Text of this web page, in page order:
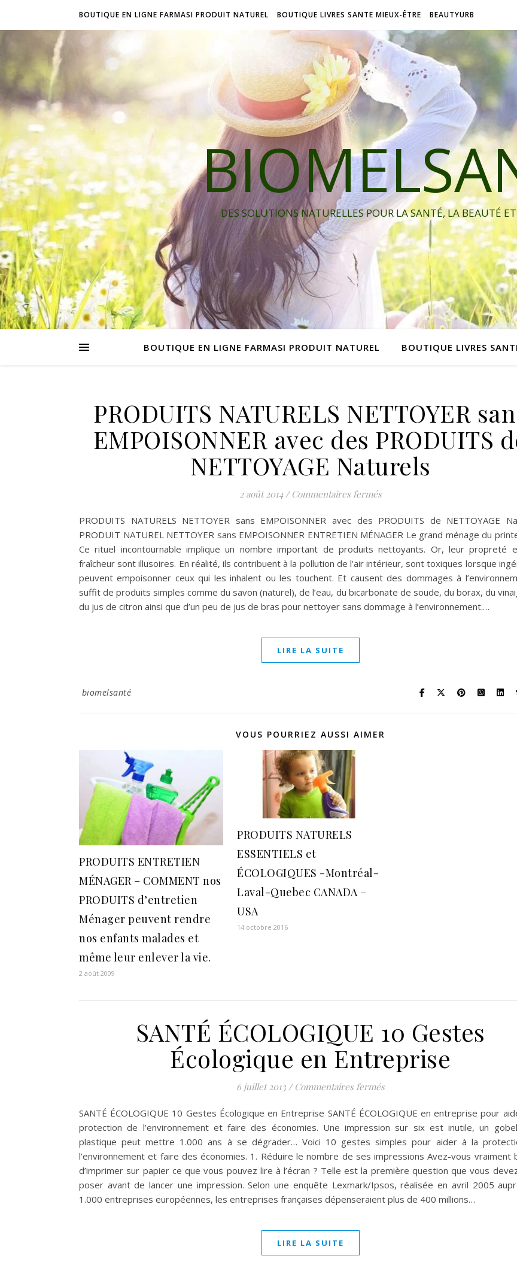
BOUTIQUE EN LIGNE FARMASI PRODUIT NATUREL BOUTIQUE LIVRES SANTE MIEUX-ÊTRE BEAUTYURB
DES SOLUTIONS NATURELLES POUR LA SANTÉ, LA BEAUTÉ
BOUTIQUE EN LIGNE FARMASI PRODUIT NATUREL BOUTIQUE LIVRES
PRODUITS NATURELS NETTOYER
EMPOISONNER avec des PRODUITS
NETTOYAGE Naturels
2 août 2014 / Commentaires ferméssur PRODUITS NATURELS
PRODUITS NATURELS NETTOYER sans EMPOISONNER avec des PRODUITS de NETTOYAGE
PRODUIT NATUREL NETTOYER sans EMPOISONNER ENTRETIEN MÉNAGER Le grand ménage du
Ce rituel incontournable implique un nombre important de produits nettoyants. Or, leur propreté
fraîcheur sont illusoires. En réalité, ils contribuent à la pollution de l’air intérieur, sont toxiques lorsque
peuvent empoisonner ceux qui les inhalent ou les touchent. Et causent des dommages à
suffit de produits simples comme du savon (naturel), de l’eau, du bicarbonate de soude, du borax, du
du jus de citron ainsi que d’un peu de jus de bras pour nettoyer sans dommage à l’environnement.…
LIRE LA SUITE
biomelsanté
VOUS POURRIEZ AUSSI AIMER
PRODUITS ENTRETIEN
MÉNAGER – COMMENT nos
PRODUITS d’entretien
Ménager peuvent rendre
nos enfants malades et
même leur enlever la vie.
2 août 2009
PRODUITS NATURELS
ESSENTIELS et
ÉCOLOGIQUES -Montréal-
Laval-Quebec CANADA –
USA
14 octobre 2016
SANTÉ ÉCOLOGIQUE 10 Gestes
Écologique en Entreprise
6 juillet 2013 / Commentaires ferméssur SANTÉ ÉCOLOGIQUE 10
SANTÉ ÉCOLOGIQUE 10 Gestes Écologique en Entreprise SANTÉ ÉCOLOGIQUE en entreprise pour
protection de l’environnement et faire des économies. Une impression sur six est inutile, un
plastique peut mettre 1.000 ans à se dégrader… Voici 10 gestes simples pour aider à la
l’environnement et faire des économies. 1. Réduire le nombre de ses impressions Avez-vous vraiment
d’imprimer sur papier ce que vous pouvez lire à l’écran ? Telle est la première question que vous
poser avant de lancer une impression. Selon une enquête Lexmark/Ipsos, réalisée en avril 2005
1.000 entreprises européennes, les entreprises françaises dépenseraient plus de 400 millions…
LIRE LA SUITE